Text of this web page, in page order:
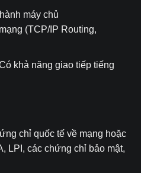
máy chủ
(TCP/IP Routing,
khả năng giao tiếp tiếng
chỉ quốc tế về mạng hoặc
LPI, các chứng chỉ bảo mật,